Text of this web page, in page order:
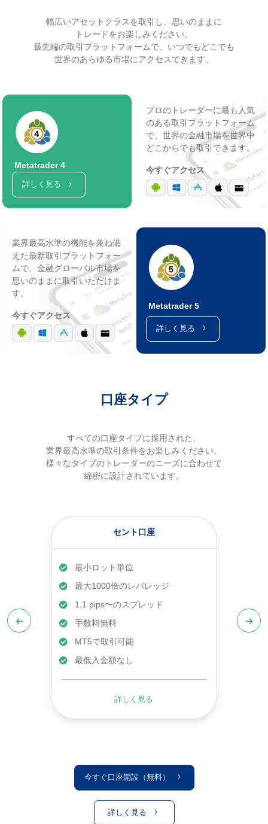
幅広いアセットクラスを取引し、思いのままに
トレードをお楽しみください。
最先端の取引プラットフォームで、いつでもどこでも
世界のあらゆる市場にアクセスできます。
Metatrader 4
詳しく見る
プロのトレーダーに最も人気
のある取引プラットフォーム
で、世界の金融市場を世界中
どこからでも取引できます。
今すぐアクセス
業界最高水準の機能を兼ね備
えた最新取引プラットフォー
ムで、金融グローバル市場を
思いのままに取引いただけま
す。
今すぐアクセス
Metatrader 5
詳しく見る
口座タイプ
すべての口座タイプに採用された、
業界最高水準の取引条件をお楽しみください。
様々なタイプのトレーダーのニーズに合わせて
綿密に設計されています。
セント口座
最小ロット単位
最大1000倍のレバレッジ
1.1 pips〜のスプレッド
手数料無料
MT5で取引可能
最低入金額なし
詳しく見る
今すぐ口座開設（無料）
詳しく見る